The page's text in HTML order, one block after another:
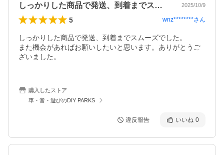
しっかりした商品で発送、到着までスムー… 2025/10/9
5 wnz********さん
しっかりした商品で発送、到着までスムーズでした。
また機会があればお願いしたいと思います。ありがとうご
ざいました。
購入したストア
車・音・遊びのDIY PARKS
違反報告 いいね 0